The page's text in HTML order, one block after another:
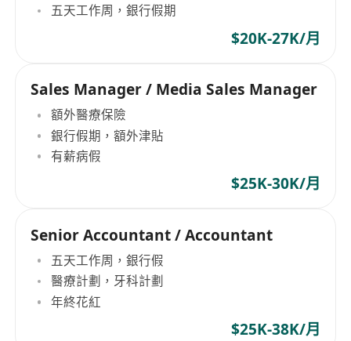
五天工作周，銀行假期
$20K-27K/月
Sales Manager / Media Sales Manager
額外醫療保險
銀行假期，額外津貼
有薪病假
$25K-30K/月
Senior Accountant / Accountant
五天工作周，銀行假
醫療計劃，牙科計劃
年終花紅
$25K-38K/月